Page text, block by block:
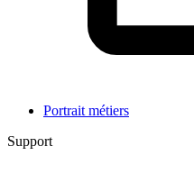
Portrait métiers
Support